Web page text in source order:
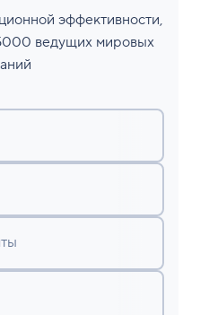
эффективности,
ведущих мировых